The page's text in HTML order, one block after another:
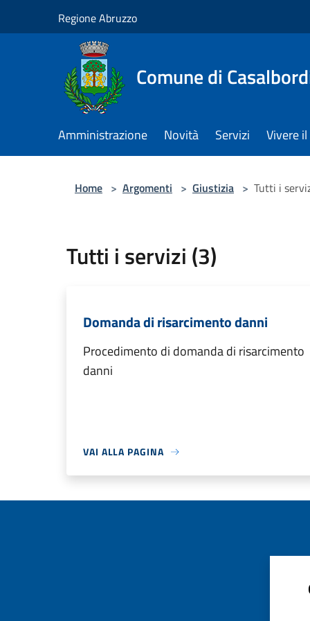
Regione Abruzzo
Comune di
Amministrazione Novità Servizi Vivere
Home > Argomenti > Giustizia > Tutti i
Tutti i servizi (3)
Domanda di risarcimento danni
Procedimento di domanda di risarcimento
danni
VAI ALLA PAGINA